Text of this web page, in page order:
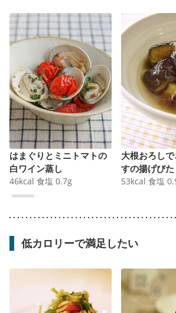
はまぐりとミニトマトの
白ワイン蒸し
46kcal 食塩 0.7g
大根おろし
すの揚げびた
53kcal 食塩
低カロリーで満足したい